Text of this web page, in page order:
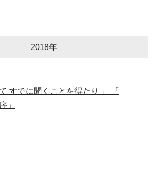
2018年
すでに聞くことを得たり 」 『
」